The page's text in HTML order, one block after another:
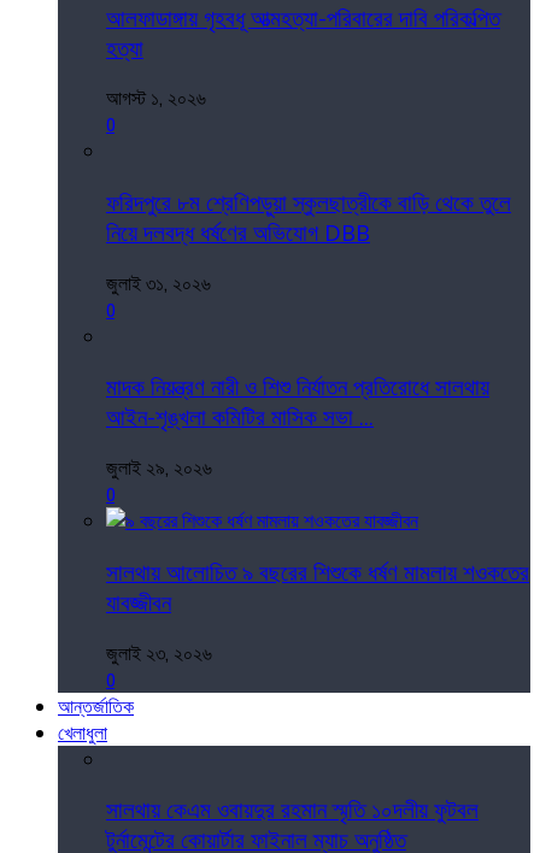
আলফাডাঙ্গায় গৃহবধূ আত্মহত্যা-পরিবারের দাবি পরিকল্পিত
হত্যা
আগস্ট ১, ২০২৬
0
ফরিদপুরে ৮ম শ্রেণিপড়ুয়া স্কুলছাত্রীকে বাড়ি থেকে তুলে
নিয়ে দলবদ্ধ ধর্ষণের অভিযোগ DBB
জুলাই ৩১, ২০২৬
0
মাদক নিয়ন্ত্রণ নারী ও শিশু নির্যাতন প্রতিরোধে সালথায়
আইন-শৃঙ্খলা কমিটির মাসিক সভা ...
জুলাই ২৯, ২০২৬
0
সালথায় আলোচিত ৯ বছরের শিশুকে ধর্ষণ মামলায় শওকতের
যাবজ্জীবন
জুলাই ২৩, ২০২৬
0
আন্তর্জাতিক
খেলাধুলা
সালথায় কেএম ওবায়দুর রহমান স্মৃতি ১০দলীয় ফুটবল
টুর্নামেন্টের কোয়ার্টার ফাইনাল ম্যাচ অনুষ্ঠিত